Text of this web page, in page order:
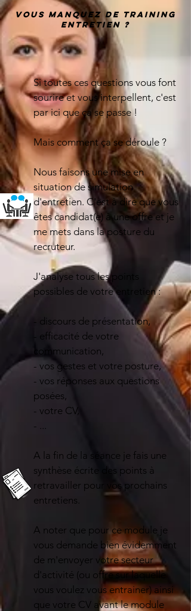
vous manquez de training
entretien ?
Si toutes ces questions vous font
sourire et vous interpellent, c'est
par ici que ça se passe !
Mais comment ça se déroule ?
​Nous faisons une mise en
situation de simulation
d'entretien. C'est à dire que vous
êtes candidat(e) à une offre et je
me mets dans la posture du
recruteur.
J'analyse tous les points
possibles de votre entretien :
- discours de présentation,
- efficacité de votre
communication,
- vos gestes et votre posture,
- vos réponses aux questions
posées,
- votre CV,
- ...
A la fin de la séance je fais une
synthèse écrite des points à
retravailler pour vos prochains
entretiens.
A noter que pour ce module je
vous demande bien évidemment
de m'envoyer votre secteur
d'activité (ou offre sur laquelle
vous voulez vous entrainer) ainsi
que votre CV avant le module